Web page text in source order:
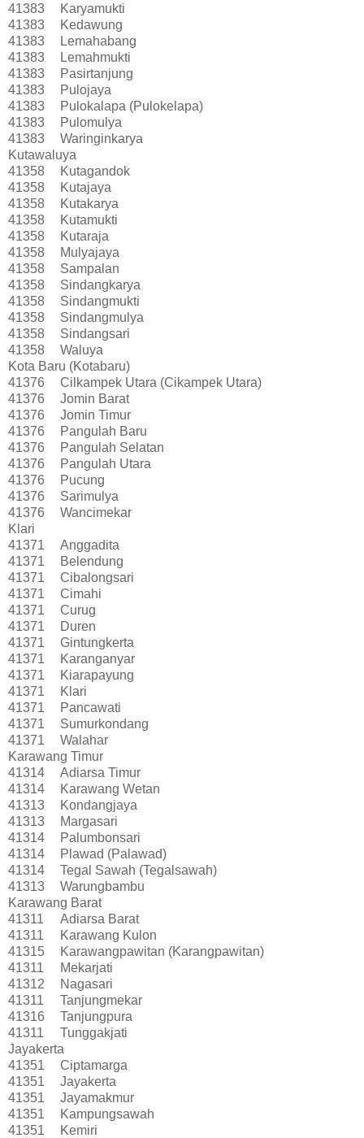
41383
Karyamukti
41383
Kedawung
41383
Lemahabang
41383
Lemahmukti
41383
Pasirtanjung
41383
Pulojaya
41383
Pulokalapa (Pulokelapa)
41383
Pulomulya
41383
Waringinkarya
Kutawaluya
41358
Kutagandok
41358
Kutajaya
41358
Kutakarya
41358
Kutamukti
41358
Kutaraja
41358
Mulyajaya
41358
Sampalan
41358
Sindangkarya
41358
Sindangmukti
41358
Sindangmulya
41358
Sindangsari
41358
Waluya
Kota Baru (Kotabaru)
41376
Cilkampek Utara (Cikampek Utara)
41376
Jomin Barat
41376
Jomin Timur
41376
Pangulah Baru
41376
Pangulah Selatan
41376
Pangulah Utara
41376
Pucung
41376
Sarimulya
41376
Wancimekar
Klari
41371
Anggadita
41371
Belendung
41371
Cibalongsari
41371
Cimahi
41371
Curug
41371
Duren
41371
Gintungkerta
41371
Karanganyar
41371
Kiarapayung
41371
Klari
41371
Pancawati
41371
Sumurkondang
41371
Walahar
Karawang Timur
41314
Adiarsa Timur
41314
Karawang Wetan
41313
Kondangjaya
41313
Margasari
41314
Palumbonsari
41314
Plawad (Palawad)
41314
Tegal Sawah (Tegalsawah)
41313
Warungbambu
Karawang Barat
41311
Adiarsa Barat
41311
Karawang Kulon
41315
Karawangpawitan (Karangpawitan)
41311
Mekarjati
41312
Nagasari
41311
Tanjungmekar
41316
Tanjungpura
41311
Tunggakjati
Jayakerta
41351
Ciptamarga
41351
Jayakerta
41351
Jayamakmur
41351
Kampungsawah
41351
Kemiri